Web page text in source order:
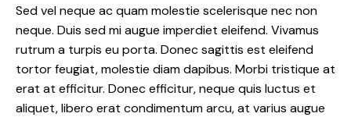
Sed vel neque ac quam molestie scelerisque nec non
neque. Duis sed mi augue imperdiet eleifend. Vivamus
rutrum a turpis eu porta. Donec sagittis est eleifend
tortor feugiat, molestie diam dapibus. Morbi tristique at
erat at efficitur. Donec efficitur, neque quis luctus et
aliquet, libero erat condimentum arcu, at varius augue